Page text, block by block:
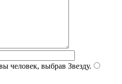
человек, выбрав Звезду.